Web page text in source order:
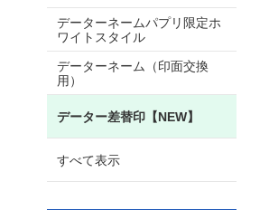
データーネームパプリ限定ホ
ワイトスタイル
データーネーム（印面交換
用）
データー差替印【NEW】
すべて表示